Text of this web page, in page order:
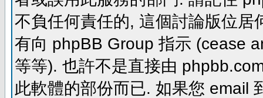
不負任何責任的, 這個討論版位
有向 phpBB Group 指示 (cease
等等). 也許不是直接由
此軟體的部份而已. 如果您 email